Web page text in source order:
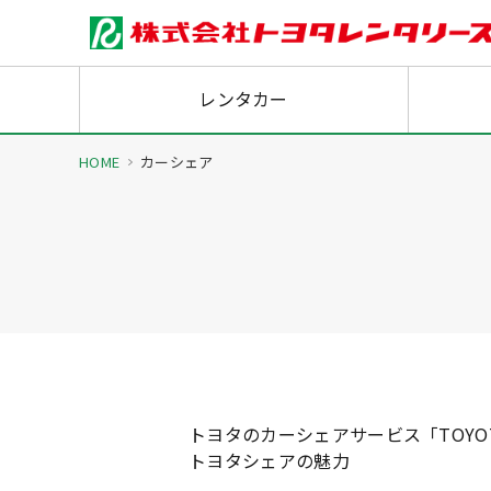
レンタカー
HOME カーシェア
トヨタのカーシェアサービス「
トヨタシェアの魅力